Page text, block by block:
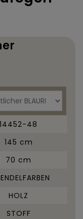
14452-48
145 cm
70 cm
HOLZ
STOFF